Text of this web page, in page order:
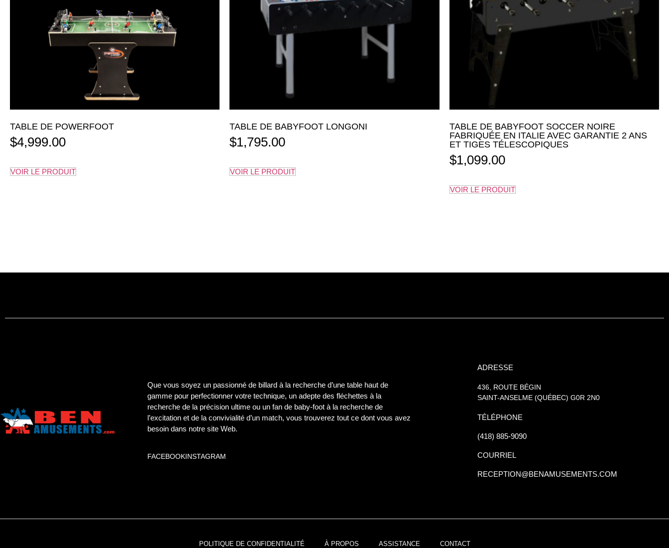
TABLE DE POWERFOOT
$4,999.00
VOIR LE PRODUIT
TABLE DE BABYFOOT LONGONI
$1,795.00
VOIR LE PRODUIT
TABLE DE BABYFOOT SOCCER NOIRE
FABRIQUÉE EN ITALIE AVEC GARANTIE 2 ANS
ET TIGES TÉLESCOPIQUES
$1,099.00
VOIR LE PRODUIT
Que vous soyez un passionné de billard à la recherche d’une table haut de
gamme pour perfectionner votre technique, un adepte des fléchettes à la
recherche de la précision ultime ou un fan de baby-foot à la recherche de
l’excitation et de la convivialité d’un match, vous trouverez tout ce dont vous avez
besoin dans notre site Web.
FACEBOOKINSTAGRAM
ADRESSE
436, ROUTE BÉGIN
SAINT-ANSELME (QUÉBEC) G0R 2N0
TÉLÉPHONE
(418) 885-9090
COURRIEL
RECEPTION@BENAMUSEMENTS.COM
POLITIQUE DE CONFIDENTIALITÉ À PROPOS ASSISTANCE CONTACT